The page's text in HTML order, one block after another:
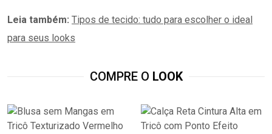
Leia também: Tipos de tecido: tudo para escolher o ideal
para seus looks
COMPRE O LOOK